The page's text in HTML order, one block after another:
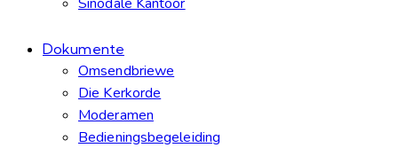
Sinodale Kantoor
Dokumente
Omsendbriewe
Die Kerkorde
Moderamen
Bedieningsbegeleiding